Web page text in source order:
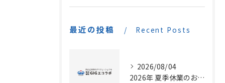
最近の投稿 Recent Posts
2026/08/04
2026年 夏季休業のお知らせ